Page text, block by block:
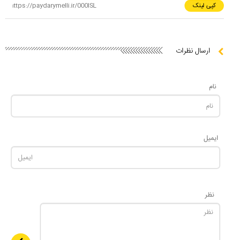
کپی لینک
ارسال نظرات
نام
ایمیل
نظر